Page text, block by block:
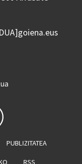
PUBLIZITATEA